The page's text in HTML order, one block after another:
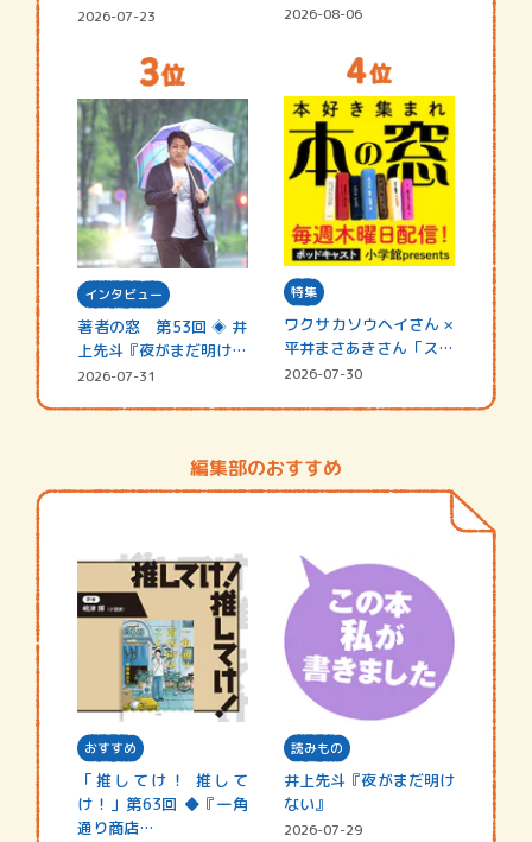
☆202…
2026-07-23 2026-08-06
インタビュー
著者の窓 第53回 ◈ 井
上先斗『夜がまだ明けな
い』
2026-07-31
特集
ワクサカソウヘイさん ×
平井まさあきさん「スペ
シャ…
2026-07-30
編集部のおすすめ
おすすめ
「推してけ！ 推して
け！」第63回 ◆『一角
通り商店…
読みもの
井上先斗『夜がまだ明け
ない』
2026-07-29